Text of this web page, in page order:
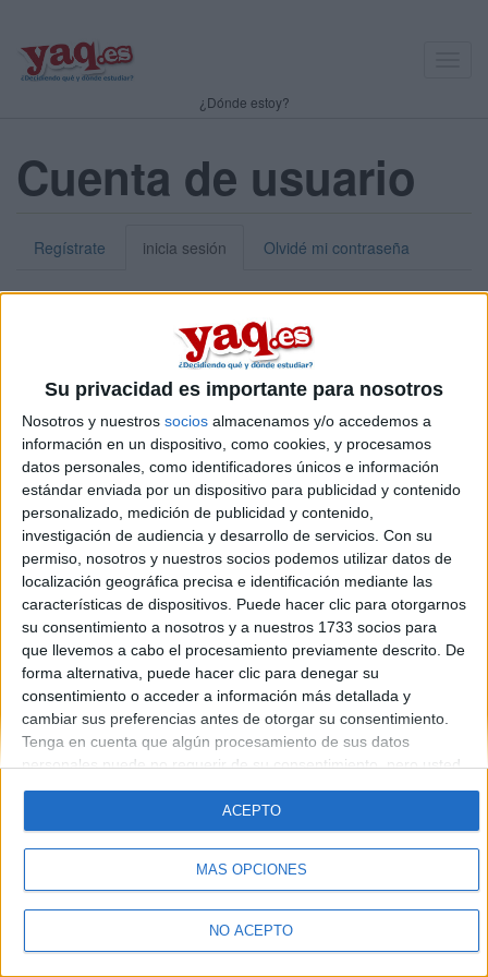
Su privacidad es importante para nosotros
Nosotros y nuestros socios almacenamos y/o accedemos a
información en un dispositivo, como cookies, y procesamos
datos personales, como identificadores únicos e información
estándar enviada por un dispositivo para publicidad y contenido
personalizado, medición de publicidad y contenido,
investigación de audiencia y desarrollo de servicios. Con su
permiso, nosotros y nuestros socios podemos utilizar datos de
localización geográfica precisa e identificación mediante las
características de dispositivos. Puede hacer clic para otorgarnos
su consentimiento a nosotros y a nuestros 1733 socios para
que llevemos a cabo el procesamiento previamente descrito. De
forma alternativa, puede hacer clic para denegar su
consentimiento o acceder a información más detallada y
cambiar sus preferencias antes de otorgar su consentimiento.
Tenga en cuenta que algún procesamiento de sus datos
personales puede no requerir de su consentimiento, pero usted
tiene el derecho de rechazar tal procesamiento. Sus
preferencias se aplicarán solo a este sitio web. Puede cambiar
sus preferencias o retirar su consentimiento en cualquier
momento volviendo a este sitio y haciendo clic en el botón
"Privacidad" en la parte inferior de la página web.
MÁS OPCIONES
NO ACEPTO
ACEPTO
¿Dónde estoy?
Cuenta de usuario
Regístrate inicia sesión Olvidé mi contraseña
Puedes iniciar sesión introduciendo tu nombre de usuario o tu
dirección de correo electrónico.
Contraseña:*
Introduce la contraseña que acompaña a tu nombre de usuario
Quiénes somos|Contactar |Anúnciate
Aviso legal|Politica de privacidad|Condiciones generales
de cookies
© 2003-2026Compás Mediterráneo S.L.- Diego de León 47 - 28006
Madrid [ESPAÑA] - Tel. +34 91 593 2767